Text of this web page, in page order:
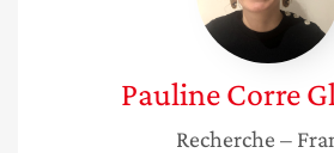
PaulineCorre
Recherche –